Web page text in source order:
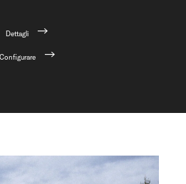
Dettagli
Configurare